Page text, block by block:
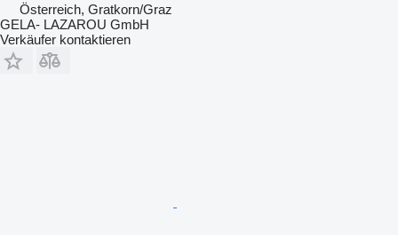
Österreich, Gratkorn/Graz
GELA- LAZAROU GmbH
Verkäufer kontaktieren